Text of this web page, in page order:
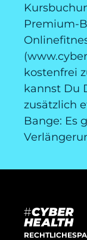
Premium-
kostenfrei
kannst Du
zusätzlich
Bange: Es
RECHTLICHES